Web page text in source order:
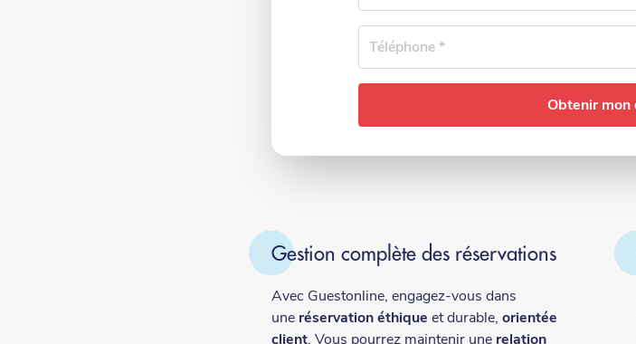
Téléphone
Gestion complète des réservations
Avec Guestonline, engagez-vous dans
une réservation éthique et durable, orientée
client. Vous pourrez maintenir une relation